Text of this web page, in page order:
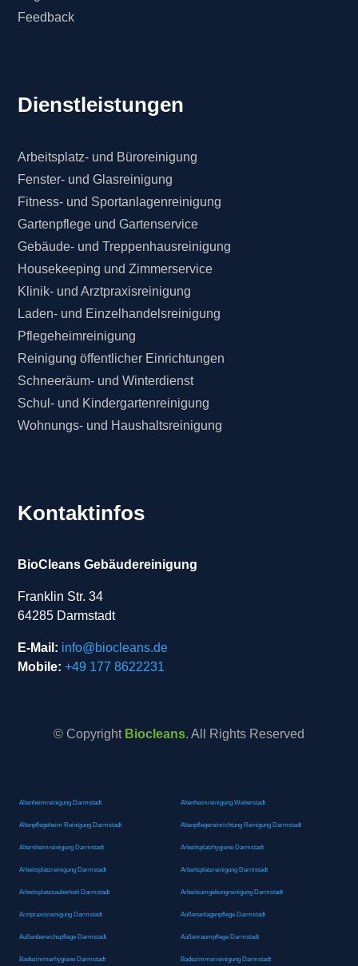
Feedback
Dienstleistungen
Arbeitsplatz- und Büroreinigung
Fenster- und Glasreinigung
Fitness- und Sportanlagenreinigung
Gartenpflege und Gartenservice
Gebäude- und Treppenhausreinigung
Housekeeping und Zimmerservice
Klinik- und Arztpraxisreinigung
Laden- und Einzelhandelsreinigung
Pflegeheimreinigung
Reinigung öffentlicher Einrichtungen
Schneeräum- und Winterdienst
Schul- und Kindergartenreinigung
Wohnungs- und Haushaltsreinigung
Kontaktinfos
BioCleans Gebäudereinigung
Franklin Str. 34
64285 Darmstadt
E-Mail: info@biocleans.de
Mobile: +49 177 8622231
© Copyright Biocleans. All Rights Reserved
Altenheimreinigung Darmstadt Altenheimreinigung Weiterstadt
Altenpflegeheim Reinigung Darmstadt Altenpflegereinrichtung Reinigung Darmstadt
Altersheimreinigung Darmstadt Arbeitsplatzhygiene Darmstadt
Arbeitsplatzreinigung Darmstadt Arbeitsplatzreinigung Darmstadt
Arbeitsplatzsauberkeit Darmstadt Arbeitsumgebungreinigung Darmstadt
Arztpraxisreinigung Darmstadt Außenanlagenpflege Darmstadt
Außenbereichspflege Darmstadt Außenraumpflege Darmstadt
Badezimmerhygiene Darmstadt Badezimmerreinigung Darmstadt